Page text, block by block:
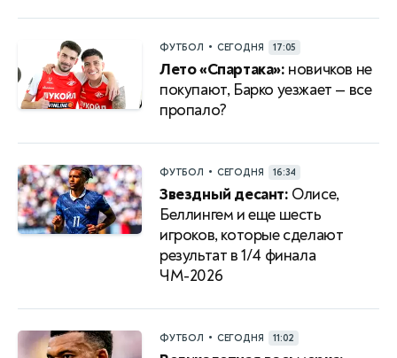
ФУТБОЛ • СЕГОДНЯ 17:05
Лето «Спартака»: новичков не
покупают, Барко уезжает — все
пропало?
ФУТБОЛ • СЕГОДНЯ 16:34
Звездный десант: Олисе,
Беллингем и еще шесть
игроков, которые сделают
результат в 1/4 финала
ЧМ-2026
ФУТБОЛ • СЕГОДНЯ 11:02